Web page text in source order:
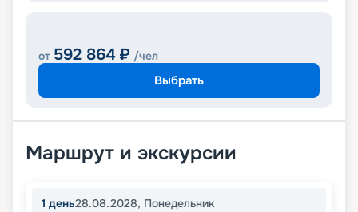
от 592 864 ₽ /чел
Выбрать
Маршрут и экскурсии
1 день28.08.2028, Понедельник